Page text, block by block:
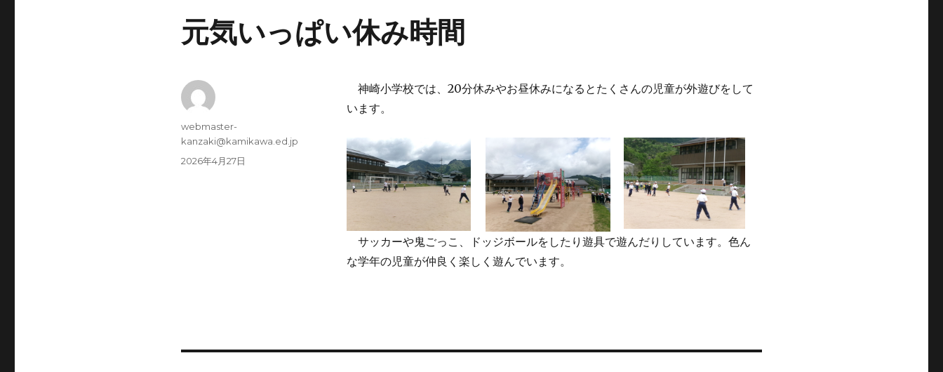
元気いっぱい休み時間
神崎小学校では、20分休みやお昼休みになるとたくさんの児童が外遊びをして
います。
サッカーや鬼ごっこ、ドッジボールをしたり遊具で遊んだりしています。色ん
な学年の児童が仲良く楽しく遊んでいます。
投
稿
webmaster-
kanzaki@kamikawa.ed.jp
投
2026年4月27日